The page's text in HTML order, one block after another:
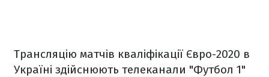
Трансляцію матчів кваліфікації Євро-2020 в
Україні здійснюють телеканали "Футбол 1"